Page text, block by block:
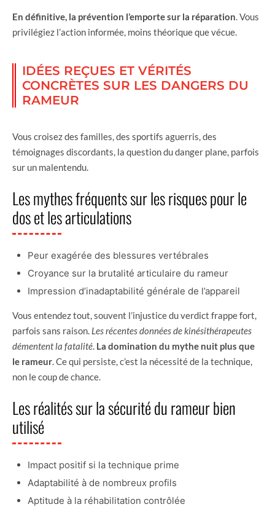
En définitive, la prévention l’emporte sur la réparation . Vous
privilégiez l’action informée, moins théorique que vécue.
IDÉES REÇUES ET VÉRITÉS
CONCRÈTES SUR LES DANGERS DU
RAMEUR
Vous croisez des familles, des sportifs aguerris, des
témoignages discordants, la question du danger plane, parfois
sur un malentendu.
Les mythes fréquents sur les risques pour le
dos et les articulations
Peur exagérée des blessures vertébrales
Croyance sur la brutalité articulaire du rameur
Impression d’inadaptabilité générale de l’appareil
Vous entendez tout, souvent l’injustice du verdict frappe fort,
parfois sans raison. Les récentes données de kinésithérapeutes
démentent la fatalité La domination du mythe nuit plus que
le rameur . Ce qui persiste, c’est la nécessité de la technique,
non le coup de chance.
Les réalités sur la sécurité du rameur bien
utilisé
Impact positif si la technique prime
Adaptabilité à de nombreux profils
Aptitude à la réhabilitation contrôlée